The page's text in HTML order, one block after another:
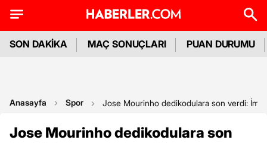
SON DAKİKA MAÇ SONUÇLARI PUAN DURUMU
Anasayfa Spor Jose Mourinho dedikodulara son verdi: İmza
Jose Mourinho dedikodulara son